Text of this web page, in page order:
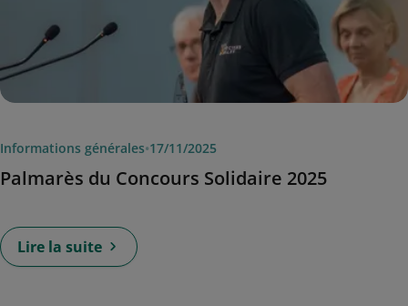
Informations générales•17/11/2025
Palmarès du Concours Solidaire 2025
Lire la suite